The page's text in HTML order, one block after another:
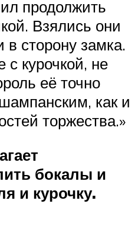
продолжить
Взялись они
сторону замка.
с курочкой, не
её точно
как и
торжества.»
бокалы и
и курочку.